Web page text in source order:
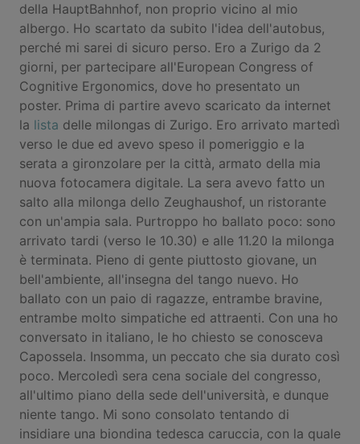
della HauptBahnhof, non proprio vicino al mio
albergo. Ho scartato da subito l'idea dell'autobus,
perché mi sarei di sicuro perso. Ero a Zurigo da 2
giorni, per partecipare all'European Congress of
Cognitive Ergonomics, dove ho presentato un
poster. Prima di partire avevo scaricato da internet
la lista delle milongas di Zurigo. Ero arrivato martedì
verso le due ed avevo speso il pomeriggio e la
serata a gironzolare per la città, armato della mia
nuova fotocamera digitale. La sera avevo fatto un
salto alla milonga dello Zeughaushof, un ristorante
con un'ampia sala. Purtroppo ho ballato poco: sono
arrivato tardi (verso le 10.30) e alle 11.20 la milonga
è terminata. Pieno di gente piuttosto giovane, un
bell'ambiente, all'insegna del tango nuevo. Ho
ballato con un paio di ragazze, entrambe bravine,
entrambe molto simpatiche ed attraenti. Con una ho
conversato in italiano, le ho chiesto se conosceva
Capossela. Insomma, un peccato che sia durato così
poco. Mercoledì sera cena sociale del congresso,
all'ultimo piano della sede dell'università, e dunque
niente tango. Mi sono consolato tentando di
insidiare una biondina tedesca caruccia, con la quale